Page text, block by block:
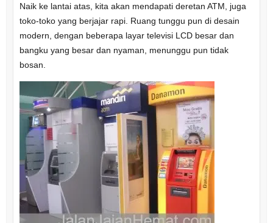
Naik ke lantai atas, kita akan mendapati deretan ATM, juga
toko-toko yang berjajar rapi. Ruang tunggu pun di desain
modern, dengan beberapa layar televisi LCD besar dan
bangku yang besar dan nyaman, menunggu pun tidak
bosan.